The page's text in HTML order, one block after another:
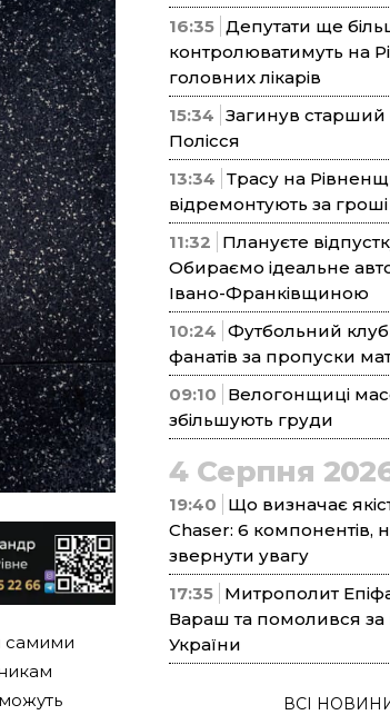
самими
16:35 Депутати ще
контролюватимуть на
головних лікарів
15:34 Загинув старший
Полісся
13:34 Трасу на
відремонтують за
11:32
Плануєте
Обираємо ідеальне
Івано-Франківщиною
10:24 Футбольний
фанатів за пропуски
09:10
Велогонщиці
збільшують груди
4 Серпня
19:40
Що визначає
Chaser: 6 компонентів,
звернути увагу
17:35 Митрополит
Вараш та помолився
України
ВСІ